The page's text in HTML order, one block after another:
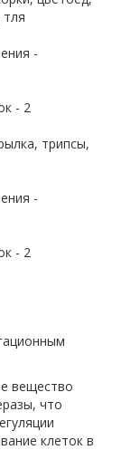
-
- 2
трипсы,
-
- 2
вещество
что
клеток в